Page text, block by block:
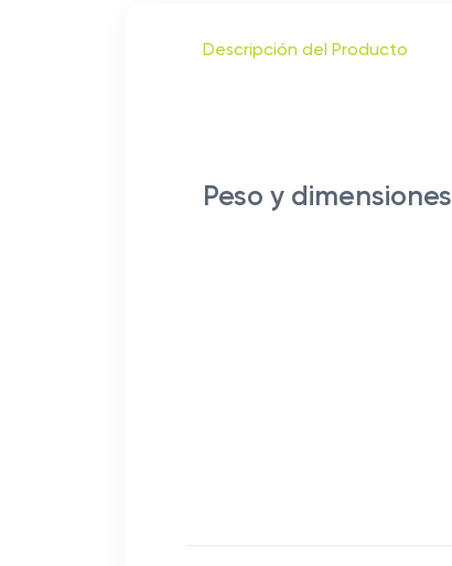
Descripción del Producto
Peso y dimensiones